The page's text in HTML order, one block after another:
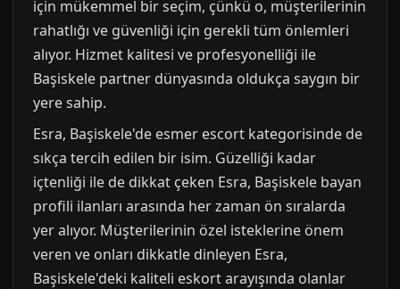
için mükemmel bir seçim, çünkü o, müşterilerinin
rahatlığı ve güvenliği için gerekli tüm önlemleri
alıyor. Hizmet kalitesi ve profesyonelliği ile
Başiskele partner dünyasında oldukça saygın bir
yere sahip.
Esra, Başiskele'de esmer escort kategorisinde de
sıkça tercih edilen bir isim. Güzelliği kadar
içtenliği ile de dikkat çeken Esra, Başiskele bayan
profili ilanları arasında her zaman ön sıralarda
yer alıyor. Müşterilerinin özel isteklerine önem
veren ve onları dikkatle dinleyen Esra,
Başiskele'deki kaliteli eskort arayışında olanlar